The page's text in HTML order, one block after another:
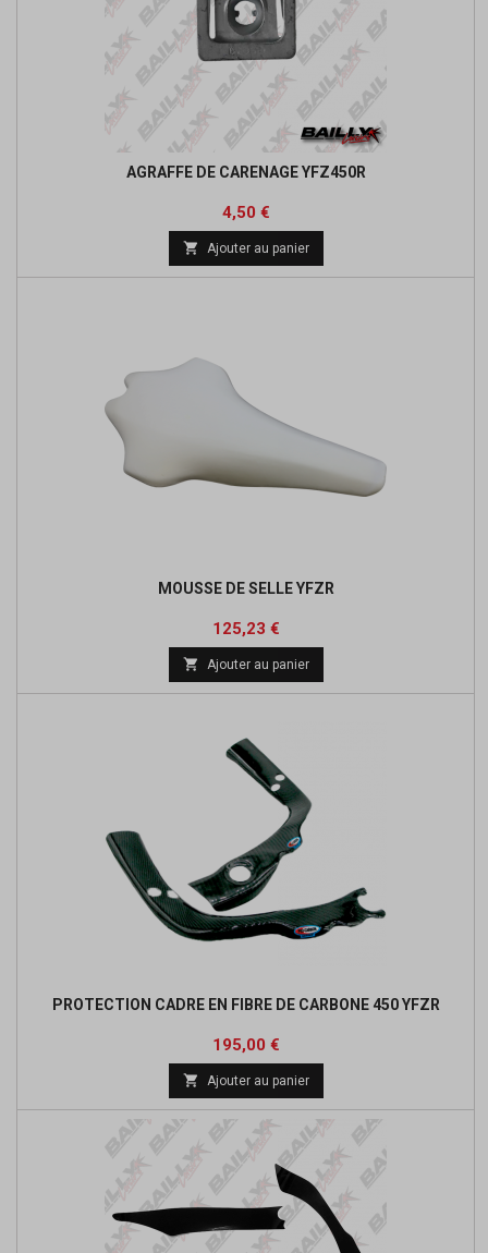
AGRAFFE DE CARENAGE YFZ450R
Prix
4,50 €
 Ajouter au panier
MOUSSE DE SELLE YFZR
Prix
125,23 €Prix
de
base
 Ajouter au panier
PROTECTION CADRE EN FIBRE DE CARBONE 450 YFZR
Prix
195,00 €
 Ajouter au panier